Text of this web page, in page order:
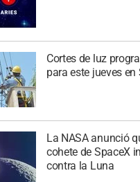
Cortes de luz
para este jueves en
La NASA anunció
cohete de SpaceX
contra la Luna